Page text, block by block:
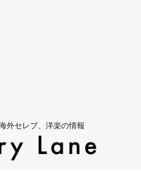
外セレブ、洋楽の情報